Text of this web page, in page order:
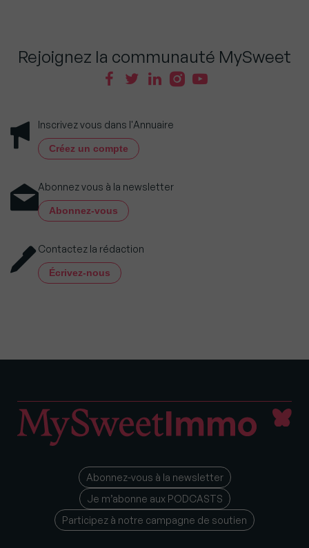
Rejoignez la communauté MySweet
Inscrivez vous dans l'Annuaire
Créez un compte
Abonnez vous à la newsletter
Abonnez-vous
Contactez la rédaction
Écrivez-nous
Abonnez-vous à la newsletter
Je m’abonne aux PODCASTS
Participez à notre campagne de soutien